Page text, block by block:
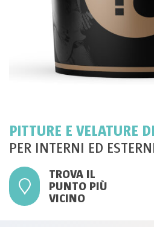
PITTURE E VELATURE
PER INTERNI ED
TROVA IL
PUNTO PIÙ
VICINO